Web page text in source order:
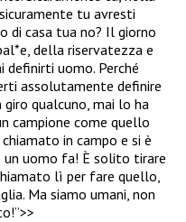
tu avresti
di casa tua no? Il giorno
della riservatezza e
definirti uomo. Perché
assolutamente definire
giro qualcuno, mai lo ha
campione come quello
in campo e si è
un uomo fa! È solito tirare
lì per fare quello,
Ma siamo umani, non